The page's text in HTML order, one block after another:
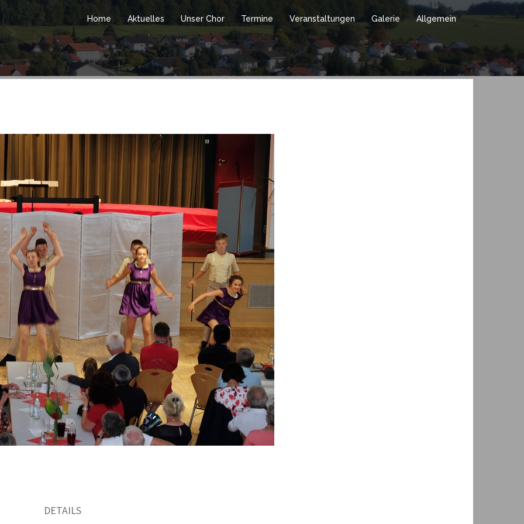
Home Aktuelles Unser Chor Termine Veranstaltungen Galerie Allgemein
DETAILS